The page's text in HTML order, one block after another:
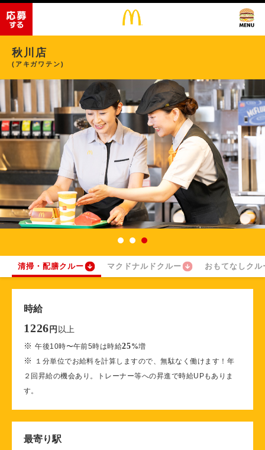
秋川店
(アキガワテン)
清掃・配膳クルー マクドナルドクルー おもてなしクル
時給
1226 円 以上
※午後10時〜午前5時は時給25%増
※
１分単位でお給料を計算しますので、無駄なく働けます！年
２回昇給の機会あり。トレーナー等への昇進で時給UPもありま
す。
最寄り駅